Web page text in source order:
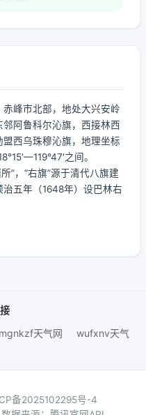
峰市北部，地处大兴安岭
阿鲁科尔沁旗，西接林西
西乌珠穆沁旗，地理坐标
之间。
”，“右旗”源于清代八旗建
五年（1648年）设巴林右
mgnkzf天气网
wufxnv天气
备2025102295号-4